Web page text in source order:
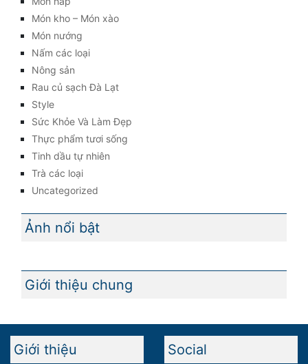
Món kho – Món xào
Món nướng
Nấm các loại
Nông sản
Rau củ sạch Đà Lạt
Style
Sức Khỏe Và Làm Đẹp
Thực phẩm tươi sống
Tinh dầu tự nhiên
Trà các loại
Uncategorized
Ảnh nổi bật
Giới thiệu chung
Giới thiệu Social